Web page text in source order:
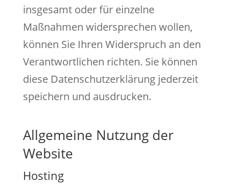
insgesamt oder für einzelne
Maßnahmen widersprechen wollen,
können Sie Ihren Widerspruch an den
Verantwortlichen richten. Sie können
diese Datenschutzerklärung jederzeit
speichern und ausdrucken.
Allgemeine Nutzung der
Website
Hosting